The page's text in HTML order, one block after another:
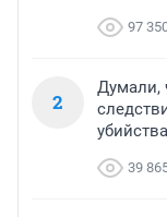
97
2
Думали,
39